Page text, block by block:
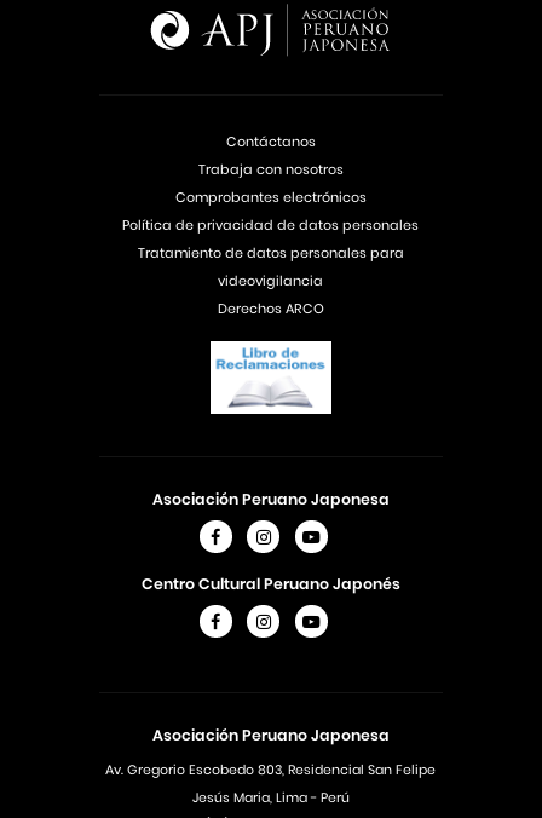
Asociación Peruano Japonesa
Av. Gregorio Escobedo 803, Residencial San Felipe
Jesús Maria, Lima - Perú
Asociación Peruano Japonesa
Centro Cultural Peruano Japonés
Contáctanos
Trabaja con nosotros
Comprobantes electrónicos
Política de privacidad de datos personales
Tratamiento de datos personales para
videovigilancia
Derechos ARCO